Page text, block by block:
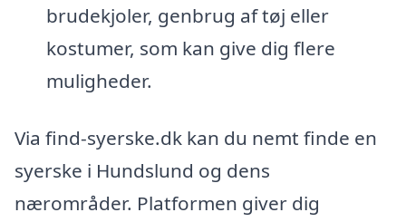
brudekjoler, genbrug af tøj eller
kostumer, som kan give dig flere
muligheder.
Via find-syerske.dk kan du nemt finde en
syerske i Hundslund og dens
nærområder. Platformen giver dig